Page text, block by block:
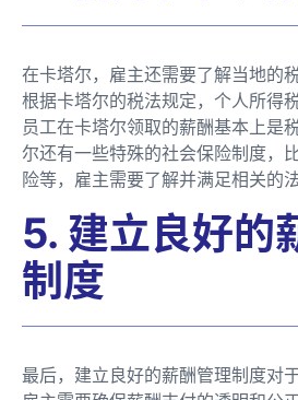
在卡塔尔，雇主还需要了解当地的
根据卡塔尔的税法规定，个人所得
员工在卡塔尔领取的薪酬基本上是
尔还有一些特殊的社会保险制度，
险等，雇主需要了解并满足相关的法
5. 建立良好的
制度
最后，建立良好的薪酬管理制度对